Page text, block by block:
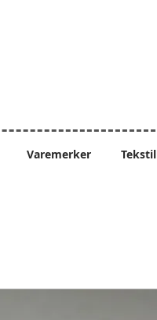
Varemerker Tekstil